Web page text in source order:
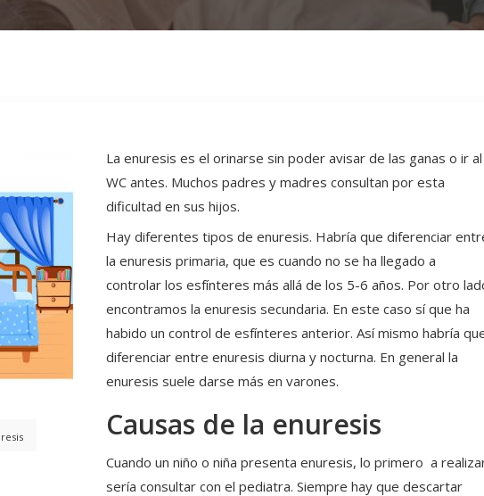
La enuresis es el orinarse sin poder avisar de las ganas o ir al
WC antes. Muchos padres y madres consultan por esta
dificultad en sus hijos.
Hay diferentes tipos de enuresis. Habría que diferenciar
la enuresis primaria, que es cuando no se ha llegado a
controlar los esfínteres más allá de los 5-6 años. Por otro
encontramos la enuresis secundaria. En este caso sí que ha
habido un control de esfínteres anterior. Así mismo habría
diferenciar entre enuresis diurna y nocturna. En general la
enuresis suele darse más en varones.
Causas de la enuresis
Cuando un niño o niña presenta enuresis, lo primero a
sería consultar con el pediatra. Siempre hay que descartar